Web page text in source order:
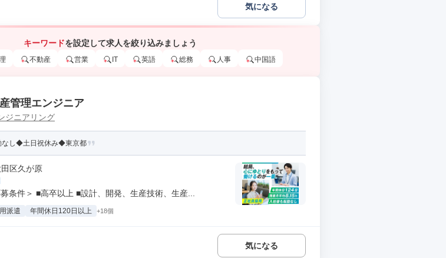
気になる
キーワードを設定して求人を絞り込みましょう
不動産 営業 IT 英語 総務 人事 中国語
管理エンジニア
ジニアリング
し◆土日祝休み◆東京都
区久が原
条件＞ ■高卒以上 ■設計、開発、生産技術、生産...
派遣 年間休日120日以上 +18個
気になる